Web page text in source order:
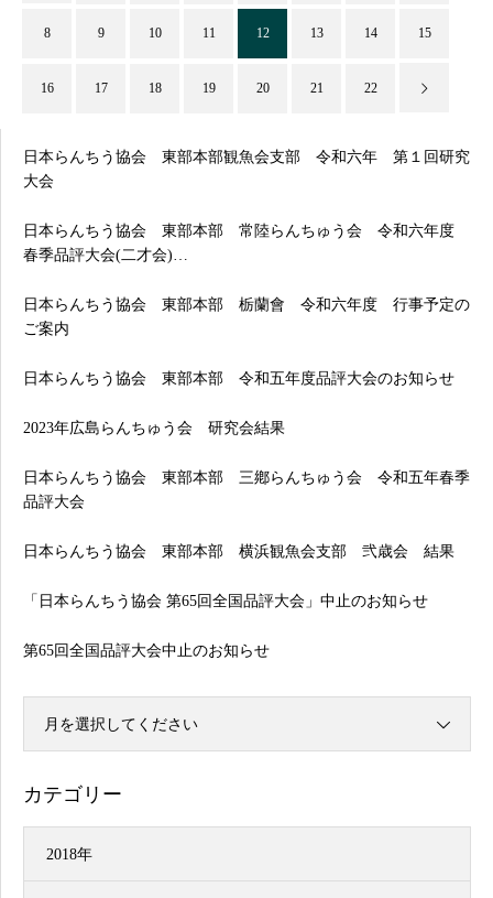
8 9 10 11 12 13 14 15
16 17 18 19 20 21 22
日本らんちう協会 東部本部観魚会支部 令和六年 第１回研究
大会
日本らんちう協会 東部本部 常陸らんちゅう会 令和六年度
春季品評大会(二才会)…
日本らんちう協会 東部本部 栃蘭會 令和六年度 行事予定の
ご案内
日本らんちう協会 東部本部 令和五年度品評大会のお知らせ
2023年広島らんちゅう会 研究会結果
日本らんちう協会 東部本部 三鄕らんちゅう会 令和五年春季
品評大会
日本らんちう協会 東部本部 横浜観魚会支部 弐歳会 結果
「日本らんちう協会 第65回全国品評大会」中止のお知らせ
第65回全国品評大会中止のお知らせ
月を選択してください
カテゴリー
2018年